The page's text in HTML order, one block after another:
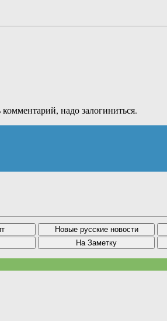
надо залогиниться.